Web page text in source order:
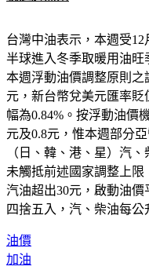
台灣中油表示，本週受
半球進入冬季取暖用油旺
本週浮動油價調整原則之
元，新台幣兌美元匯率貶
幅為0.84%。按浮動油價
元及0.8元，惟本週部分
（日、韓、港、星）汽
未觸抵前述國家調整上
汽油超出30元，啟動油
四捨五入，汽、柴油每公
油價
加油